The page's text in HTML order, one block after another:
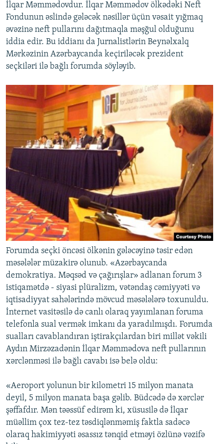
İlqar Məmmədovdur. İlqar Məmmədov ölkədəki Neft
Fondunun əslində gələcək nəsillər üçün vəsait yığmaq
əvəzinə neft pullarını dağıtmaqla məşğul olduğunu
iddia edir. Bu iddianı da Jurnalistlərin Beynəlxalq
Mərkəzinin Azərbaycanda keçiriləcək prezident
seçkiləri ilə bağlı forumda söyləyib.
Forumda seçki öncəsi ölkənin gələcəyinə təsir edən
məsələlər müzakirə olunub. «Azərbaycanda
demokratiya. Məqsəd və çağırışlar» adlanan forum 3
istiqamətdə - siyasi plüralizm, vətəndaş cəmiyyəti və
iqtisadiyyat sahələrində mövcud məsələlərə toxunuldu.
İnternet vasitəsilə də canlı olaraq yayımlanan foruma
telefonla sual vermək imkanı da yaradılmışdı. Forumda
sualları cavablandıran iştirakçılardan biri millət vəkili
Aydın Mirzəzadənin İlqar Məmmədova neft pullarının
xərclənməsi ilə bağlı cavabı isə belə oldu:
«Aeroport yolunun bir kilometri 15 milyon manata
deyil, 5 milyon manata başa gəlib. Büdcədə də xərclər
şəffafdır. Mən təəssüf edirəm ki, xüsusilə də İlqar
müəllim çox tez-tez təsdiqlənməmiş faktla sadəcə
olaraq hakimiyyəti əsassız tənqid etməyi özlünə vəzifə